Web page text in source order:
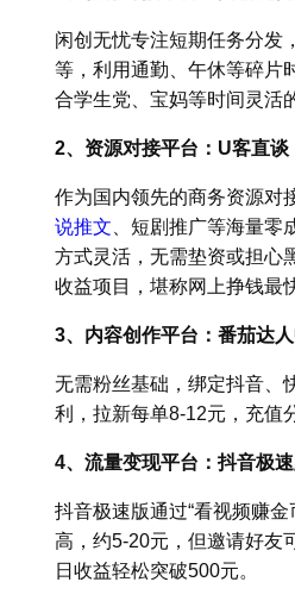
闲创无忧专注短期任务分发
等，利用通勤、午休等碎片
合学生党、宝妈等时间灵活
2、资源对接平台：U客直谈
作为国内领先的商务资源对
说推文 、短剧推广等海量
方式灵活，无需垫资或担心
收益项目，堪称网上挣钱最
3、内容创作平台：番茄达
无需粉丝基础，绑定抖音、
利，拉新每单8-12元，充值
4、流量变现平台：抖音极
抖音极速版通过“看视频赚
高，约5-20元，但邀请好
日收益轻松突破500元。